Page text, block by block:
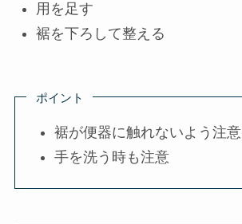
用を足す
裾を下ろして整える
ポイント
裾が便器に触れないよう注意
手を洗う時も注意